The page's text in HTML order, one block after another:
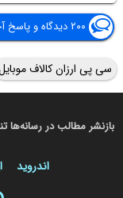
۲۰۰ دیدگاه و پاسخ آخر
سی پی ارزان کالاف
بازنشر مطالب در رسانه‌ها
اندروید